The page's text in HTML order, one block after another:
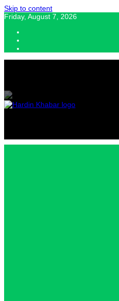
Skip to content
Friday, August 7, 2026